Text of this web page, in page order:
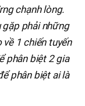
chạnh lòng.
gặp phải những
1 chiến tuyến
phân biệt 2 gia
phân biệt ai là